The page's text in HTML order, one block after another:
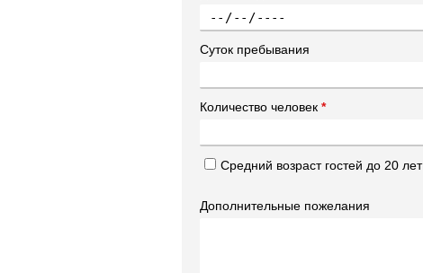
Суток пребывания
Количество человек *
Средний возраст гостей до 20 лет
Дополнительные пожелания